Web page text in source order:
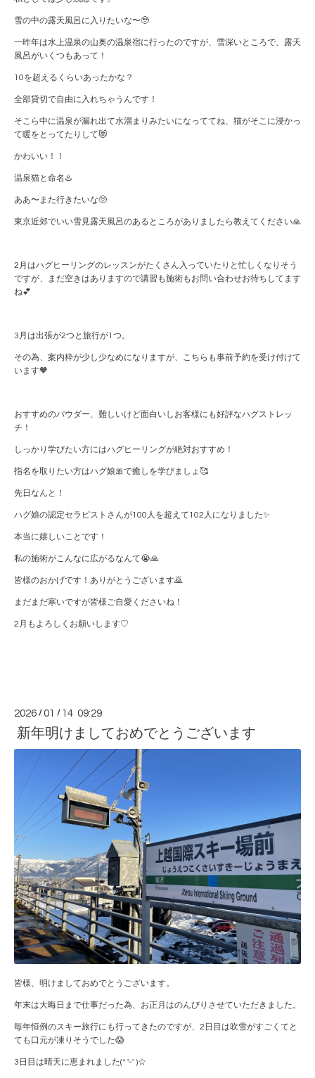
雪の中の露天風呂に入りたいな〜🥹
一昨年は水上温泉の山奥の温泉宿に行ったのですが、雪深いところで、露天
風呂がいくつもあって！
10を超えるくらいあったかな？
全部貸切で自由に入れちゃうんです！
そこら中に温泉が漏れ出て水溜まりみたいになっててね、猫がそこに浸かっ
て暖をとってたりして😻
かわいい！！
温泉猫と命名♨️
ああ〜また行きたいな🥺
東京近郊でいい雪見露天風呂のあるところがありましたら教えてください🙏
2月はハグヒーリングのレッスンがたくさん入っていたりと忙しくなりそう
ですが、まだ空きはありますので講習も施術もお問い合わせお待ちしてます
ね💕︎
3月は出張が2つと旅行が1つ。
その為、案内枠が少し少なめになりますが、こちらも事前予約を受け付けて
います🧡
おすすめのパウダー、難しいけど面白いしお客様にも好評なハグストレッ
チ！
しっかり学びたい方にはハグヒーリングが絶対おすすめ！
指名を取りたい方はハグ娘🎀で癒しを学びましょ🥰
先日なんと！
ハグ娘の認定セラピストさんが100人を超えて102人になりました✨
本当に嬉しいことです！
私の施術がこんなに広がるなんて😭🙏
皆様のおかげです！ありがとうございます🙇
まだまだ寒いですが皆様ご自愛くださいね！
2月もよろしくお願いします♡
2026 /01 / 14 09:29
新年明けましておめでとうございます
皆様、明けましておめでとうございます。
年末は大晦日まで仕事だった為、お正月はのんびりさせていただきました。
毎年恒例のスキー旅行にも行ってきたのですが、2日目は吹雪がすごくてと
ても口元が凍りそうでした😱
3日目は晴天に恵まれました(* 'ᵕ' )☆